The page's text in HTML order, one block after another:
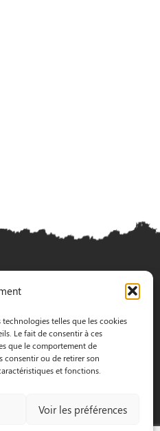
telles que les cookies
Le fait de consentir à ces
que le comportement de
consentir ou de retirer son
et fonctions.
Voir les préférences
Nazaire